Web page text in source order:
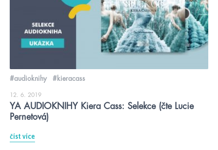
#audioknihy #kieracass
12. 6. 2019
YA AUDIOKNIHY Kiera Cass: Selekce (čte Lucie
Pernetová)
číst více